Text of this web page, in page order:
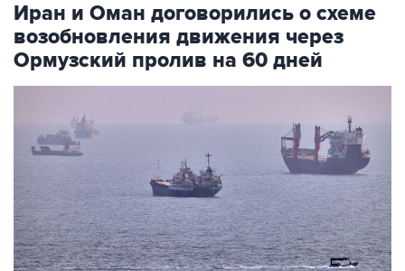
Иран и Оман договорились о схеме
возобновления движения через
Ормузский пролив на 60 дней